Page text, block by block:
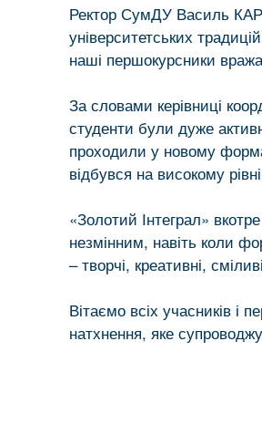
Ректор СумДУ Василь
університетських
наші першокурсники
За словами керівниці
студенти були дуже
проходили у новому
відбувся на високому
«Золотий Інтеграл»
незмінним, навіть коли
– творчі, креативні,
Вітаємо всіх учасників і
натхнення, яке